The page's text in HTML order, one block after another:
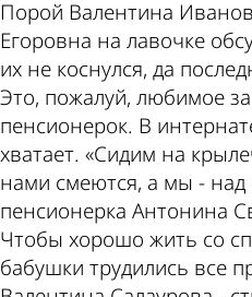
Порой Валентина
Егоровна на лавочке
их не коснулся, да
Это, пожалуй, любимое
пенсионерок. В
хватает. «Сидим на
нами смеются, а мы - над
пенсионерка Антонина
Чтобы хорошо жить со
бабушки трудились все